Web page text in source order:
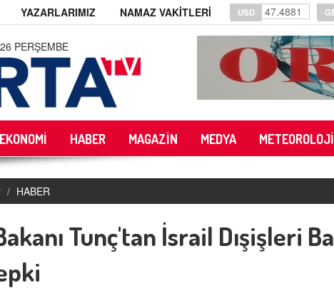
YAZARLARIMIZ NAMAZ VAKİTLERİ USD 47.4881
PERŞEMBE
EKONOMİ HABER MAGAZİN MEDYA METEOROLOJİ
HABER
Tunç'tan İsrail Dışişleri